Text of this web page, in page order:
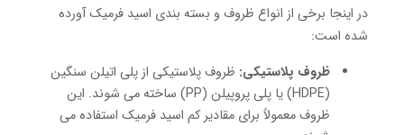
در اینجا برخی از انواع ظروف و بسته بندی اسید فرمیک آورده
شده است:
ظروف پلاستیکی: ظروف پلاستیکی از پلی اتیلن سنگین
(HDPE) یا پلی پروپیلن (PP) ساخته می شوند.
این
ظروف معمولاً برای مقادیر کم اسید فرمیک استفاده می